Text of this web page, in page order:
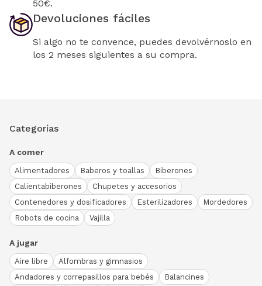
50€.
Devoluciones fáciles
Si algo no te convence, puedes devolvérnoslo en
los 2 meses siguientes a su compra.
Categorías
A comer
Alimentadores Baberos y toallas
Biberones
Calientabiberones
Chupetes y accesorios
Contenedores y dosificadores
Esterilizadores
Mordedores
Robots de cocina
Vajilla
A jugar
Aire libre
Alfombras y gimnasios
Andadores y correpasillos para bebés
Balancines